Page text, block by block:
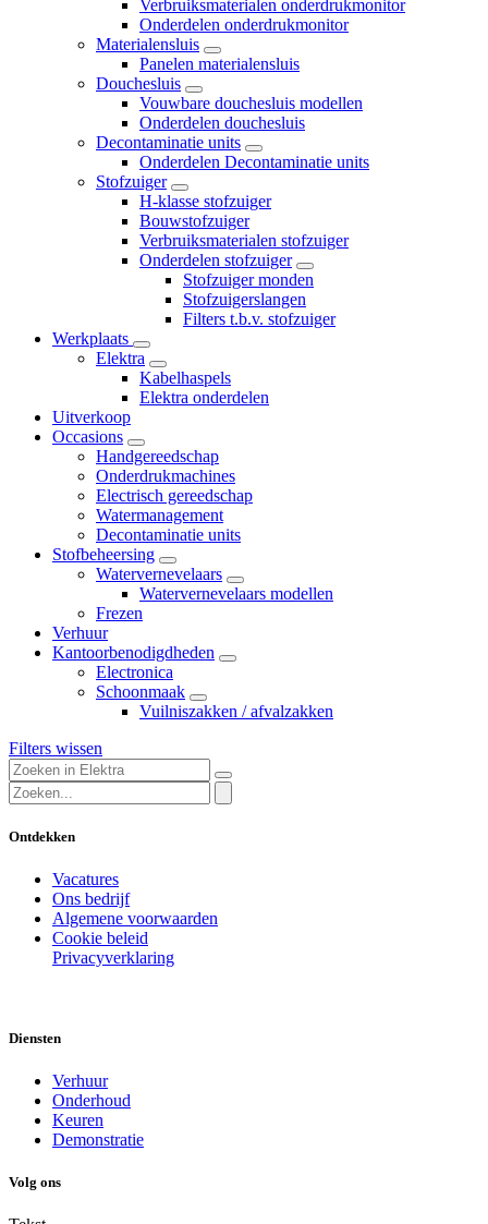
Verbruiksmaterialen onderdrukmonitor
Onderdelen onderdrukmonitor
Materialensluis
Panelen materialensluis
Douchesluis
Vouwbare douchesluis modellen
Onderdelen douchesluis
Decontaminatie units
Onderdelen Decontaminatie units
Stofzuiger
H-klasse stofzuiger
Bouwstofzuiger
Verbruiksmaterialen stofzuiger
Onderdelen stofzuiger
Stofzuiger monden
Stofzuigerslangen
Filters t.b.v. stofzuiger
Werkplaats
Elektra
Kabelhaspels
Elektra onderdelen
Uitverkoop
Occasions
Handgereedschap
Onderdrukmachines
Electrisch gereedschap
Watermanagement
Decontaminatie units
Stofbeheersing
Watervernevelaars
Watervernevelaars modellen
Frezen
Verhuur
Kantoorbenodigdheden
Electronica
Schoonmaak
Vuilniszakken / afvalzakken
Filters wissen
Ontdekken
Vacatures
Ons bedrijf
Algemene voorwaarden
Cookie beleid
Privacyverklaring
Diensten
Verhuur
Onderhoud
Keuren
Demonstratie
Volg ons